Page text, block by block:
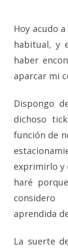
Hoy acudo
habitual, y
haber
aparcar mi
Dispongo
dichoso
función de
exprimirlo y
haré
aprendida
La suerte